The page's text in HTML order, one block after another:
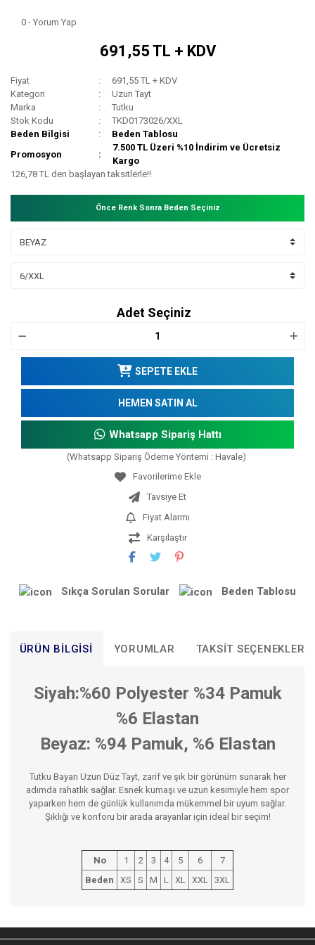
0 - Yorum Yap
691,55 TL + KDV
Fiyat
691,55 TL + KDV
Kategori
Uzun Tayt
Marka
Tutku
Stok Kodu
TKD0173026/XXL
Beden Bilgisi
Beden Tablosu
Promosyon
7.500 TL Üzeri %10 İndirim ve Ücretsiz
Kargo
126,78 TL den başlayan taksitlerle!!
Önce Renk Sonra Beden Seçiniz
Adet Seçiniz
SEPETE EKLE
HEMEN SATIN AL
Whatsapp Sipariş Hattı
(Whatsapp Sipariş Ödeme Yöntemi : Havale)
Tavsiye Et
Fiyat Alarmı
Karşılaştır
Sıkça Sorulan Sorular Beden Tablosu
ÜRÜN BILGISI YORUMLAR TAKSIT SEÇENEKLERI
Siyah:%60 Polyester %34 Pamuk
%6 Elastan
Beyaz: %94 Pamuk, %6 Elastan
Tutku Bayan Uzun Düz Tayt, zarif ve şık bir görünüm sunarak her
adımda rahatlık sağlar. Esnek kumaşı ve uzun kesimiyle hem spor
yaparken hem de günlük kullanımda mükemmel bir uyum sağlar.
Şıklığı ve konforu bir arada arayanlar için ideal bir seçim!
No 1 2 3 4 5 6
7
Beden
XS S M L XL XXL 3XL
Bu ürünün fiyat bilgisi, resim, ürün açıklamalarında ve diğer
konularda yetersiz gördüğünüz noktaları öneri formunu